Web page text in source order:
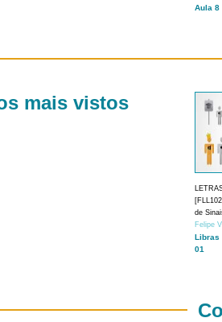
Aula 8
mais vistos
de
Felipe
Libras
01